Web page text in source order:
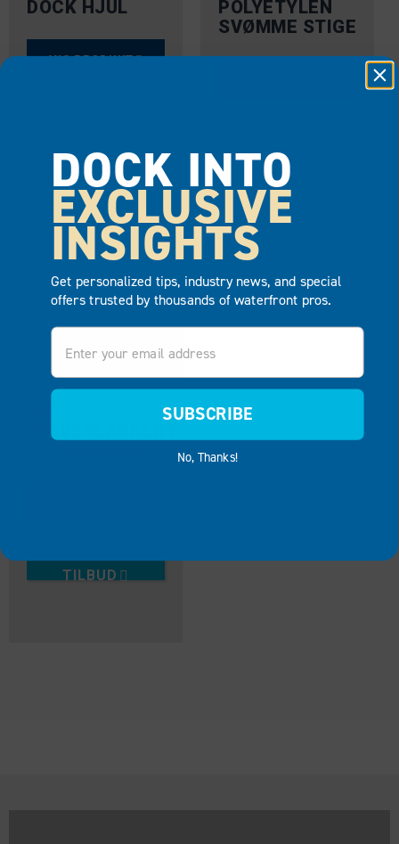
DOCK HJUL
VIS PRODUKT
POLYETYLEN
SVØMME STIGE
TILBUD
PULVERLAKKERT
ALUMINIUMSFESTE
TILBUD
DOCK INTO
EXCLUSIVE
INSIGHTS
Get personalized tips, industry news, and special
offers trusted by thousands of waterfront pros.
Email
SUBSCRIBE
No, Thanks!